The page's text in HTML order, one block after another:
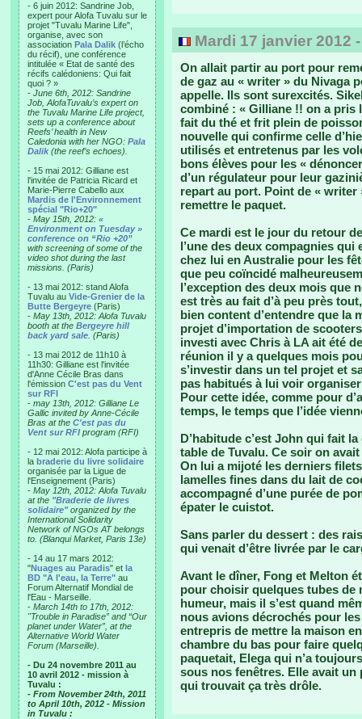
- 6 juin 2012: Sandrine Job,
expert pour Alofa Tuvalu sur le
projet "Tuvalu Marine Life",
organise, avec son
association Pala Dalik (l’écho
du récif), une conférence
intitulée « Etat de santé des
récifs calédoniens: Qui fait
quoi ? »
- June 6th, 2012: Sandrine
Job, AlofaTuvalu’s expert on
the Tuvalu Marine Life project,
sets up a conference about
Reefs’ health in New
Caledonia with her NGO: Pala
Dalik (the reef’s echoes).
- 15 mai 2012: Gilliane est
l'invitée de Patricia Ricard et
Marie-Pierre Cabello aux
Mardis de l'Environnement
spécial "Rio+20"
- May 15th, 2012: «
Environment on Tuesday »
conference on “Rio +20”
with screening of some of the
video shot during the last
missions. (Paris)
- 13 mai 2012: stand Alofa
Tuvalu au Vide-Grenier de la
Butte Bergeyre (Paris)
- May 13th, 2012: Alofa Tuvalu
booth at the Bergeyre hill
back yard sale . (Paris)
- 13 mai 2012 de 11h10 à
11h30: Gilliane est l'invitée
d'Anne Cécile Bras dans
l'émission C'est pas du Vent
sur RFI
- may 13th, 2012: Gilliane Le
Gallic invited by Anne-Cécile
Bras at the C'est pas du
Vent sur RFI program (RFI)
- 12 mai 2012: Alofa participe à
la braderie du livre solidaire
organisée par la Ligue de
l'Enseignement (Paris)
- May 12th, 2012: Alofa Tuvalu
at the "Braderie de livres
solidaire"organized by the
International Solidarity
Network of NGOs AT belongs
to. (Blanqui Market, Paris 13e)
- 14 au 17 mars 2012:
"Nuages au Paradis" et la
BD "A l'eau, la Terre" au
Forum Alternatif Mondial de
l'Eau - Marseille.
- March 14th to 17th, 2012:
"Trouble in Paradise” and “Our
planet under Water”, at the
Alternative World Water
Forum (Marseille).
- Du 24 novembre 2011 au
10 avril 2012 - mission à
Tuvalu :
- From November 24th, 2011
to April 10th, 2012 - Mission
in Tuvalu :
Mardi 17 janvier 2012
On allait partir au port pour
de gaz au « writer » du Nivaga
appelle. Ils sont surexcités.
combiné : « Gilliane !! on a pris
fait du thé et frit plein de
nouvelle qui confirme celle
utilisés et entretenus par les
bons élèves pour les «
d’un régulateur pour leur
repart au port. Point de «
remettre le paquet.
Ce mardi est le jour du retour
l’une des deux compagnies
chez lui en Australie pour les
que peu coïncidé
l’exception des deux mois que
est très au fait d’à peu près
bien content d’entendre que la
projet d’importation de
investi avec Chris à LA ait été
réunion il y a quelques mois
s’investir dans un tel projet et
pas habitués à lui voir
Pour cette idée, comme pour
temps, le temps que l’idée
D’habitude c’est John qui fait
table de Tuvalu. Ce soir on
On lui a mijoté les derniers
lamelles fines dans du lait de
accompagné d’une purée de
épater le cuistot.
Sans parler du dessert : des
qui venait d’être livrée par le
Avant le dîner, Fong et Melton
pour choisir quelques tubes de
humeur, mais il s’est quand
nous avions décrochés pour
entrepris de mettre la maison
chambre du bas pour faire
paquetait, Elega qui n’a
sous nos fenêtres. Elle avait
qui trouvait ça très drôle.